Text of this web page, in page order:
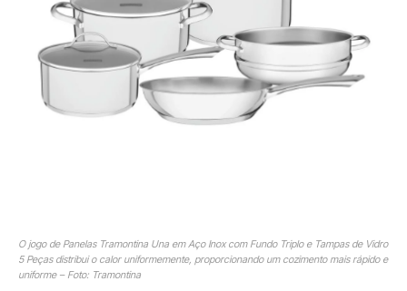
O jogo de Panelas Tramontina Una em Aço Inox com Fundo Triplo e Tampas de Vidro
5 Peças distribui o calor uniformemente, proporcionando um cozimento mais rápido e
uniforme – Foto: Tramontina